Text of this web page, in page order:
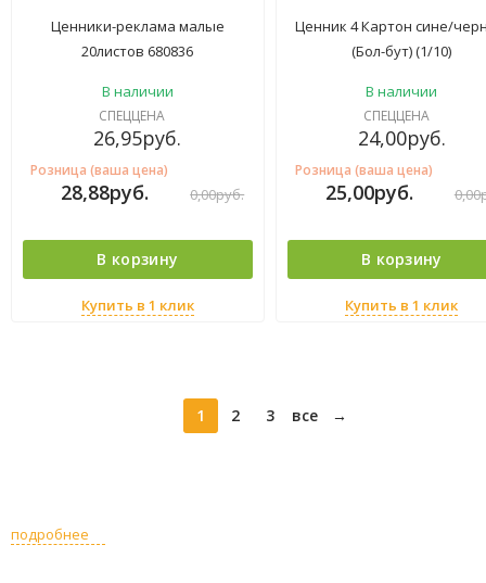
Ценники-реклама малые
20листов 680836
В наличии
СПЕЦЦЕНА
26,95руб.
Розница (ваша цена)
28,88руб. 0,00руб.
В корзину
Купить в 1 клик
Ценник 4 Картон сине/
(Бол-бут) (1/10)
В наличии
СПЕЦЦЕНА
24,00руб.
Розница (ваша цена)
25,00руб. 0,00
В корзину
Купить в 1 клик
1 2 3 все →
подробнее